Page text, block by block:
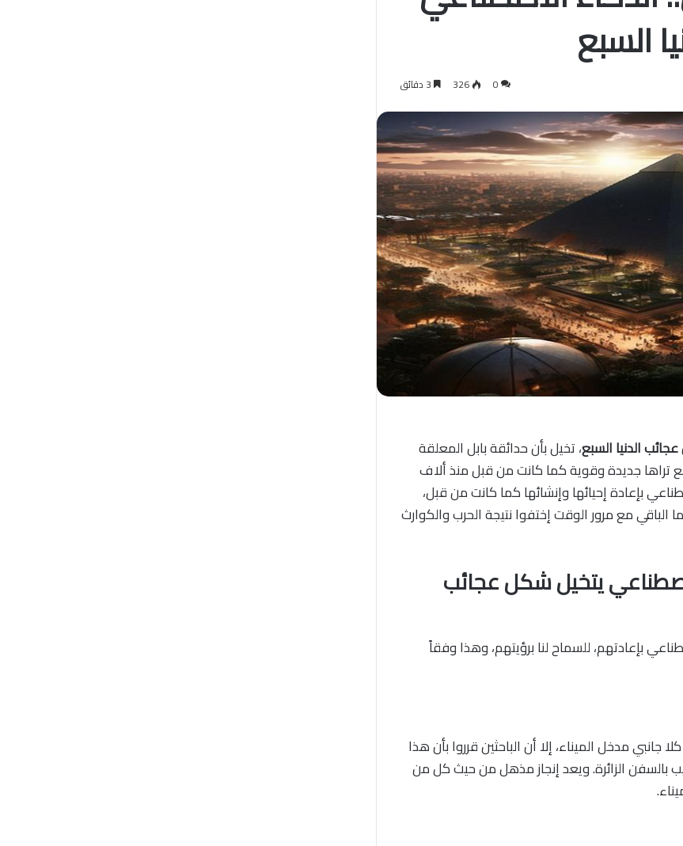
السبع
0
326
، تخيل بأن حدائقة بابل المعلقة
تراها جديدة وقوية كما كانت من قبل منذ ألاف
بإعادة إحيائها وإنشائها كما كانت من قبل،
الباقي مع مرور الوقت إختفوا نتيجة الحرب والكوارث
يتخيل شكل عجائب
بإعادتهم، للسماح لنا برؤيتهم، وهذا وفقاً
مدخل الميناء، إلا أن الباحثين قرروا بأن هذا
بالسفن الزائرة. ويعد إنجاز مذهل من حيث كل من